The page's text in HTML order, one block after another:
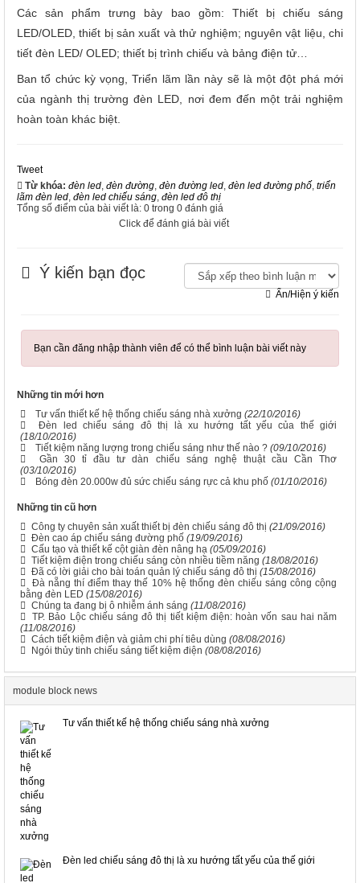
Các sản phẩm trưng bày bao gồm: Thiết bị chiếu sáng
LED/OLED, thiết bị sản xuất và thử nghiệm; nguyên vật liệu, chi
tiết đèn LED/ OLED; thiết bị trình chiếu và bảng điện tử…
Ban tổ chức kỳ vọng, Triển lãm lần này sẽ là một đột phá mới
của ngành thị trường đèn LED, nơi đem đến một trải nghiệm
hoàn toàn khác biệt.
Tweet
Từ khóa: đèn led, đèn đường, đèn đường led, đèn led đường phố, triển
lãm đèn led, đèn led chiếu sáng, đèn led đô thị
Tổng số điểm của bài viết là: 0 trong 0 đánh giá
Click để đánh giá bài viết
Ý kiến bạn đọc
Ẩn/Hiện ý kiến
Bạn cần đăng nhập thành viên để có thể bình luận bài viết này
Những tin mới hơn
Tư vấn thiết kế hệ thống chiếu sáng nhà xưởng (22/10/2016)
Đèn led chiếu sáng đô thị là xu hướng tất yếu của thế giới
(18/10/2016)
Tiết kiệm năng lượng trong chiếu sáng như thế nào ? (09/10/2016)
Gần 30 tỉ đầu tư dàn chiếu sáng nghệ thuật cầu Cần Thơ
(03/10/2016)
Bóng đèn 20.000w đủ sức chiếu sáng rực cả khu phố (01/10/2016)
Những tin cũ hơn
Công ty chuyên sản xuất thiết bị đèn chiếu sáng đô thị (21/09/2016)
Đèn cao áp chiếu sáng đường phố (19/09/2016)
Cấu tạo và thiết kế cột giàn đèn nâng hạ (05/09/2016)
Tiết kiệm điện trong chiếu sáng còn nhiều tiềm năng (18/08/2016)
Đã có lời giải cho bài toán quản lý chiếu sáng đô thị (15/08/2016)
Đà nẵng thí điểm thay thế 10% hệ thống đèn chiếu sáng công cộng
bằng đèn LED (15/08/2016)
Chúng ta đang bị ô nhiễm ánh sáng (11/08/2016)
TP. Bảo Lộc chiếu sáng đô thị tiết kiệm điện: hoàn vốn sau hai năm
(11/08/2016)
Cách tiết kiệm điện và giảm chi phí tiêu dùng (08/08/2016)
Ngói thủy tinh chiếu sáng tiết kiệm điện (08/08/2016)
module block news
Tư vấn thiết kế hệ thống chiếu sáng nhà xưởng
Đèn led chiếu sáng đô thị là xu hướng tất yếu của thế giới